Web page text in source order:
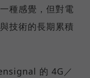
種感覺，但對電
技術的長期累積
的 4G／